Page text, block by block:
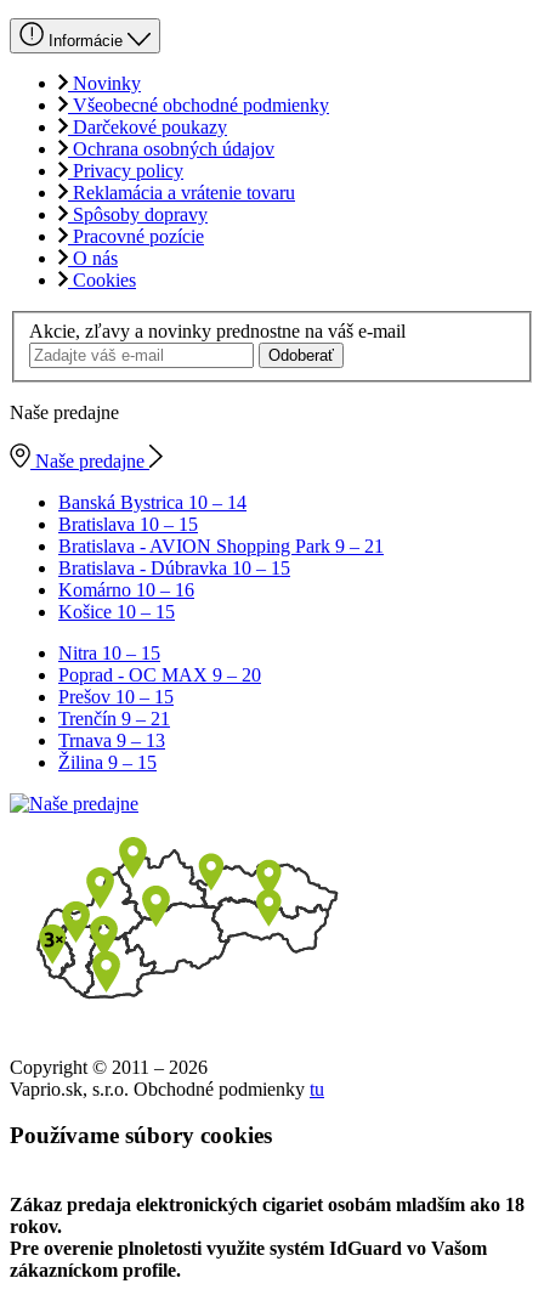
Informácie
Novinky
Všeobecné obchodné podmienky
Darčekové poukazy
Ochrana osobných údajov
Privacy policy
Reklamácia a vrátenie tovaru
Spôsoby dopravy
Pracovné pozície
O nás
Cookies
Akcie, zľavy a novinky prednostne na váš e-mail
Odoberať
Naše predajne
Naše predajne
Banská Bystrica 10 – 14
Bratislava 10 – 15
Bratislava - AVION Shopping Park 9 – 21
Bratislava - Dúbravka 10 – 15
Komárno 10 – 16
Košice 10 – 15
Nitra 10 – 15
Poprad - OC MAX 9 – 20
Prešov 10 – 15
Trenčín 9 – 21
Trnava 9 – 13
Žilina 9 – 15
Copyright © 2011 – 2026
Vaprio.sk, s.r.o. Obchodné podmienky tu
Používame súbory cookies
Zákaz predaja elektronických cigariet osobám mladším ako 18
rokov.
Pre overenie plnoletosti využite systém IdGuard vo Vašom
zákazníckom profile.